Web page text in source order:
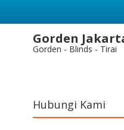
Gorden
Gorden - Blinds - Tirai
Hubungi Kami